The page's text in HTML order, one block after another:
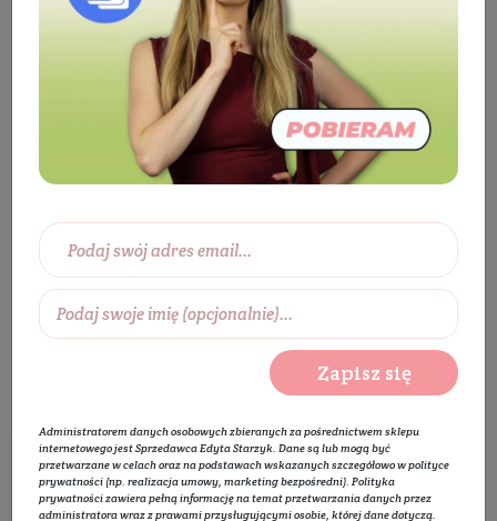
Ben&Anna
Wybierz zakres cen:
Zapisz się
Administratorem danych osobowych zbieranych za pośrednictwem sklepu
internetowego jest Sprzedawca Edyta Starzyk. Dane są lub mogą być
przetwarzane w celach oraz na podstawach wskazanych szczegółowo wpolityce
prywatności (np. realizacja umowy, marketing bezpośredni). Polityka
prywatnościzawiera pełną informację na temat przetwarzania danych przez
administratora wraz z prawami przysługującymi osobie, której dane dotyczą.